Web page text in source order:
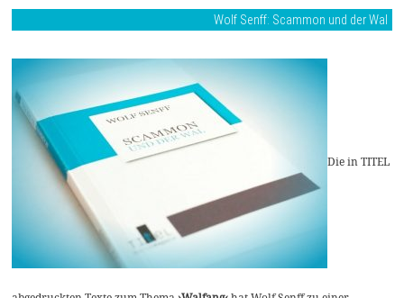
Wolf Senff: Scammon und der Wal
Die in TITEL